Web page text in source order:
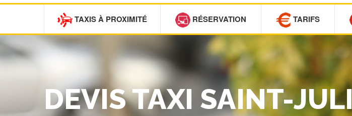
TAXIS À PROXIMITÉ RÉSERVATION TARIFS
DEVIS TAXI SAINT-